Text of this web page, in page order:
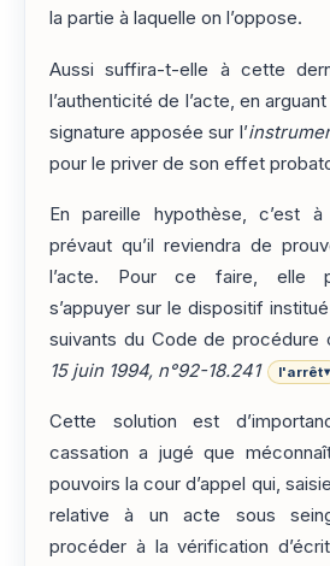
la partie à laquelle on l’oppose.
Aussi suffira-t-elle à cette
l’authenticité de l’acte, en
signature apposée sur l’
pour le priver de son effet
En pareille hypothèse, c’est
prévaut qu’il reviendra de
l’acte. Pour ce faire, elle
s’appuyer sur le dispositif
suivants du Code de procédure
15 juin 1994, n°92-18.241
l'arrêt▾
Cette solution est
cassation a jugé que
pouvoirs la cour d’appel qui,
relative à un acte sous
procéder à la vérification